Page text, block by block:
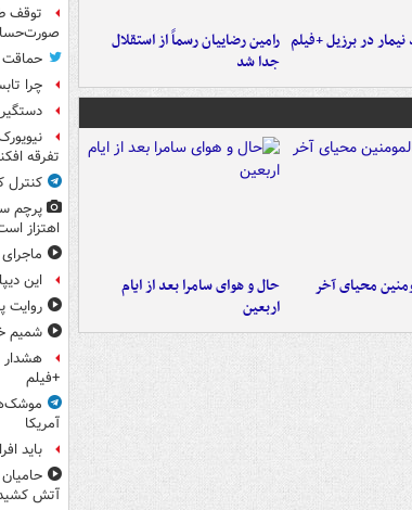
در برزیل +فیلم رامین رضاییان رسماً از استقلال
جدا شد
محیای آخر
حال و هوای سامرا بعد از ایام
اربعین
توقف
حماقت
چرا
تفرقه
کنترل
پرچم
اهتزاز
این
روایت
شمیم
هشدار
+فیلم
آمریکا
باید
آتش